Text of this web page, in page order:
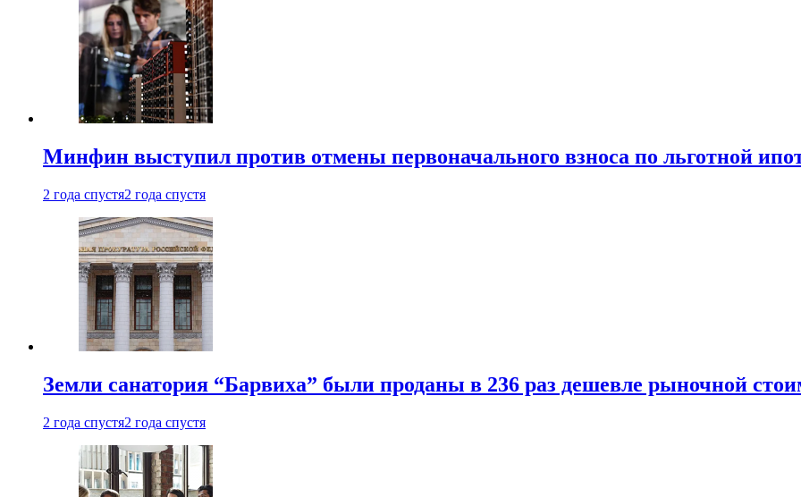
Минфин выступил против отмены первоначального взноса по льготной
2 года спустя2 года спустя
Земли санатория “Барвиха” были проданы в 236 раз дешевле рыночной
2 года спустя2 года спустя